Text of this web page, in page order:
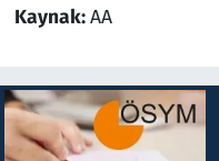
Kaynak:AA